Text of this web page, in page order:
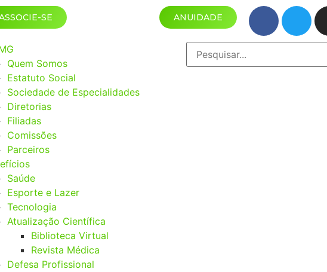
SE ANUIDADE
Quem Somos
Estatuto Social
Sociedade de Especialidades
Diretorias
Filiadas
Comissões
Parceiros
Saúde
Esporte e Lazer
Tecnologia
Atualização Científica
Biblioteca Virtual
Revista Médica
Defesa Profissional